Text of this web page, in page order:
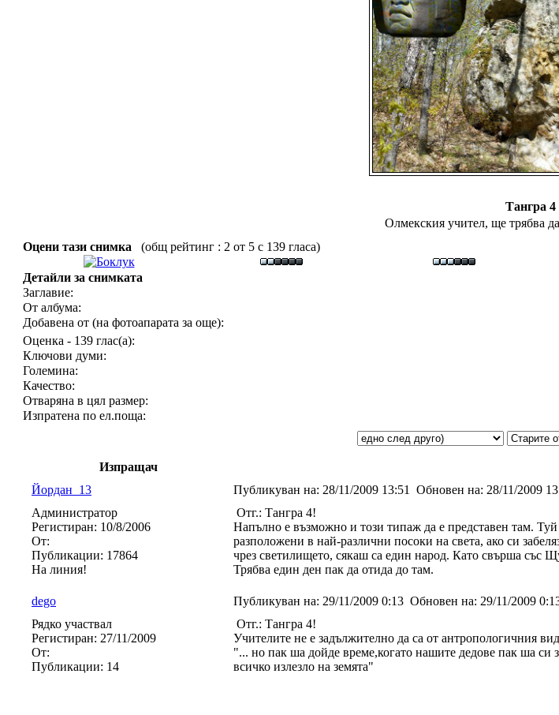
Тангра 4
Олмекския учител, ще трябва
Оцени тази снимка
(общ рейтинг : 2 от 5 с 139 гласа)
Детайли за снимката
Заглавие:
От албума:
Добавена от (на фотоапарата за още):
Оценка - 139 глас(а):
Ключови думи:
Големина:
Качество:
Отваряна в цял размер:
Изпратена по ел.поща:
Изпращач
Йордан_13
Публикуван на: 28/11/2009 13:51 Обновен на: 28/11/2009
Администратор
Регистиран: 10/8/2006
От:
Публикации: 17864
На линия!
Отг.: Тангра 4!
Напълно е възможно и този типаж да е представен там.
разположени в най-различни посоки на света, ако си
чрез светилището, сякаш са един народ. Като свърша със
Трябва един ден пак да отида до там.
dego Публикуван на: 29/11/2009 0:13 Обновен на: 29/11/2009
Рядко участвал
Регистиран: 27/11/2009
От:
Публикации: 14
Отг.: Тангра 4!
Учителите не е задължително да са от антропологичния
"... но пак ша дойде време,когато нашите дедове пак ша си
всичко излезло на земята"